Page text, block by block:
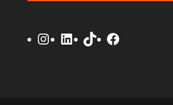
Instagram
LinkedIn
TikTokFacebook